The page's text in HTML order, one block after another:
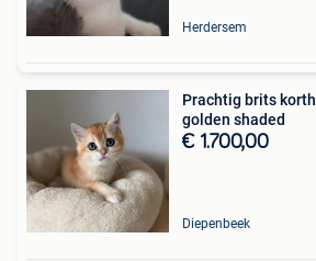
Herdersem
Prachtig brits
golden shaded
€ 1.700,00
Diepenbeek